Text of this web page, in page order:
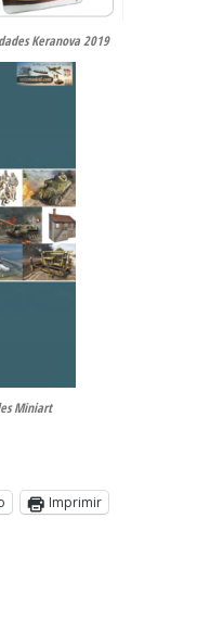
Keranova 2019
Miniart
Imprimir